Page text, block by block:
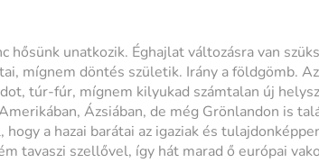
hősünk unatkozik. Éghajlat változásra van
mígnem döntés születik. Irány a földgömb.
túr-fúr, mígnem kilyukad számtalan új
Ázsiában, de még Grönlandon is
a hazai barátai az igaziak és
tavaszi szellővel, így hát marad ő európai